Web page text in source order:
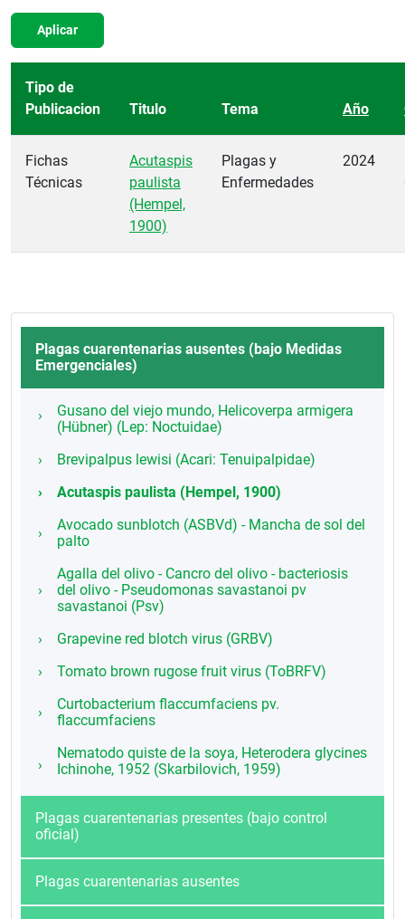
Aplicar
Tipo de
Publicacion
Titulo Tema Año
Fichas
Técnicas
Acutaspis
paulista
(Hempel,
1900)
Plagas y
Enfermedades
2024
Plagas cuarentenarias ausentes (bajo Medidas
Emergenciales)
Gusano del viejo mundo, Helicoverpa armigera
(Hübner) (Lep: Noctuidae)
Brevipalpus lewisi (Acari: Tenuipalpidae)
Acutaspis paulista (Hempel, 1900)
Avocado sunblotch (ASBVd) - Mancha de sol del
palto
Agalla del olivo - Cancro del olivo - bacteriosis
del olivo - Pseudomonas savastanoi pv
savastanoi (Psv)
Grapevine red blotch virus (GRBV)
Tomato brown rugose fruit virus (ToBRFV)
Curtobacterium flaccumfaciens pv.
flaccumfaciens
Nematodo quiste de la soya, Heterodera glycines
Ichinohe, 1952 (Skarbilovich, 1959)
Plagas cuarentenarias presentes (bajo control
oficial)
Plagas cuarentenarias ausentes